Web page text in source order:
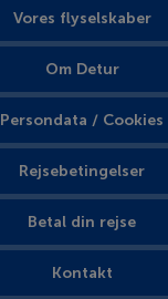
Vores flyselskaber
Om Detur
Persondata / Cookies
Rejsebetingelser
Betal din rejse
Kontakt